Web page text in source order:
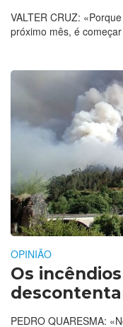
VALTER CRUZ:
próximo mês, é
OPINIÃO
Os
PEDRO QUARESMA: